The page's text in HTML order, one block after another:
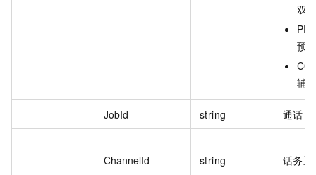
双
预
辅
JobId string 通话
ChannelId string 话务